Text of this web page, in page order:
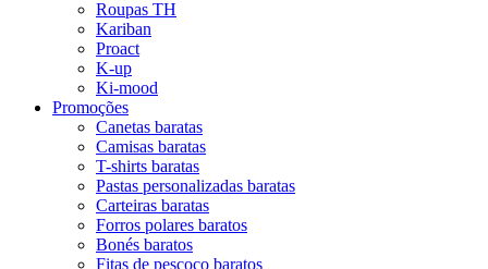
Roupas TH
Kariban
Proact
K-up
Ki-mood
Promoções
Canetas baratas
Camisas baratas
T-shirts baratas
Pastas personalizadas baratas
Carteiras baratas
Forros polares baratos
Bonés baratos
Fitas de pescoço baratos